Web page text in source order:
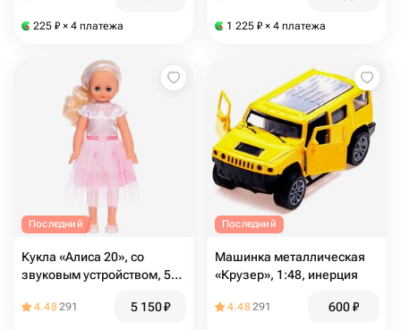
225 ₽ × 4 платежа 1 225 ₽ × 4 платежа
Последний
Кукла «Алиса 20», со
звуковым устройством, 55
4.48291 5 150₽
Последний
Машинка металлическая
«Крузер», 1:48, инерция
4.48291 600₽